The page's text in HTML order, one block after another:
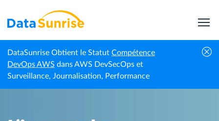
DataSunrise Obtient le Statut Compétence
DevOps AWS dans AWS DevSecOps et
Surveillance, Journalisation, Performance
Accueil
Centre de
connaissances
L’impact des Consommateurs de Données sur la
Prise de Décisions Axée sur les Données